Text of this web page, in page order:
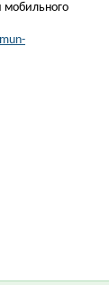
мобильного
mun-